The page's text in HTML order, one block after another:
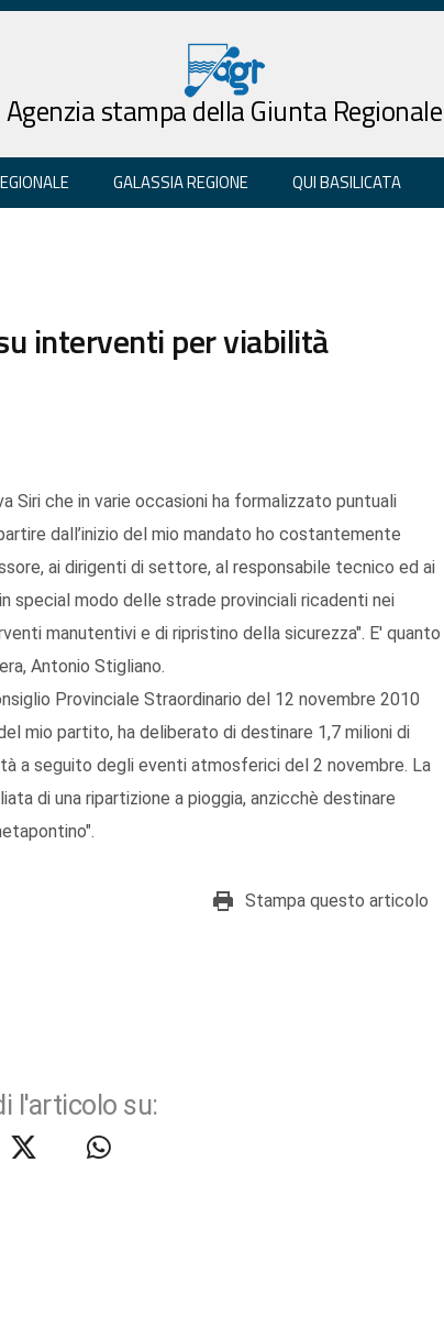
Agenzia stampa della Giunta Regionale
GALASSIA REGIONE QUI BASILICATA
interventi per viabilità
Siri che in varie occasioni ha formalizzato puntuali
dall’inizio del mio mandato ho costantemente
ai dirigenti di settore, al responsabile tecnico ed ai
special modo delle strade provinciali ricadenti nei
manutentivi e di ripristino della sicurezza". E' quanto
Antonio Stigliano.
Provinciale Straordinario del 12 novembre 2010
mio partito, ha deliberato di destinare 1,7 milioni di
a seguito degli eventi atmosferici del 2 novembre. La
di una ripartizione a pioggia, anzicchè destinare
Stampa questo articolo
l'articolo su: